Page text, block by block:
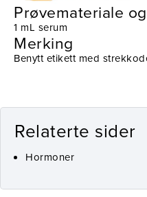
Prøvemateriale
1 mL serum
Merking
Benytt etikett med
Relaterte sider
Hormoner